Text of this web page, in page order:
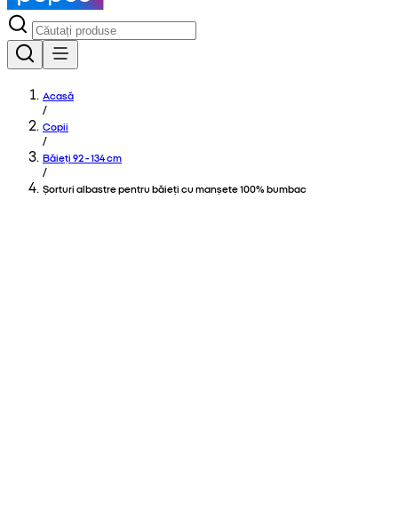
Acasă
/
Copii
/
Băieți 92 - 134 cm
/
Șorturi albastre pentru băieți cu manșete 100% bumbac